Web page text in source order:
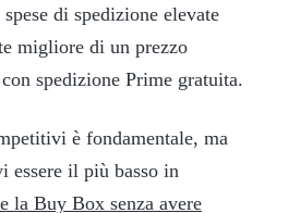
di spedizione elevate
migliore di un prezzo
spedizione Prime gratuita.
è fondamentale, ma
essere il più basso in
la Buy Box senza avere